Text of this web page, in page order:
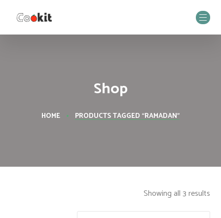
Shop
HOME PRODUCTS TAGGED “RAMADAN”
Showing all 3 results